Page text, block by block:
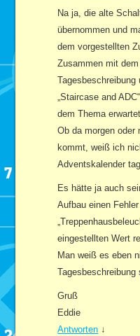
Na ja, die alte
übernommen und
dem vorgestellten
Zusammen mit
„Staircase and
dem Thema
Ob da morgen oder
kommt, weiß ich
Adventskalender
Es hätte ja auch
Aufbau einen
eingestellten Wert
Man weiß es eben
Tagesbeschreibung
Gruß
Eddie
Antworten ↓